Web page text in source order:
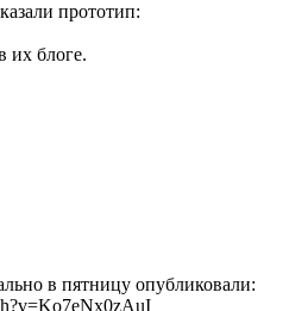
прототип:
их блоге.
в пятницу опубликовали: